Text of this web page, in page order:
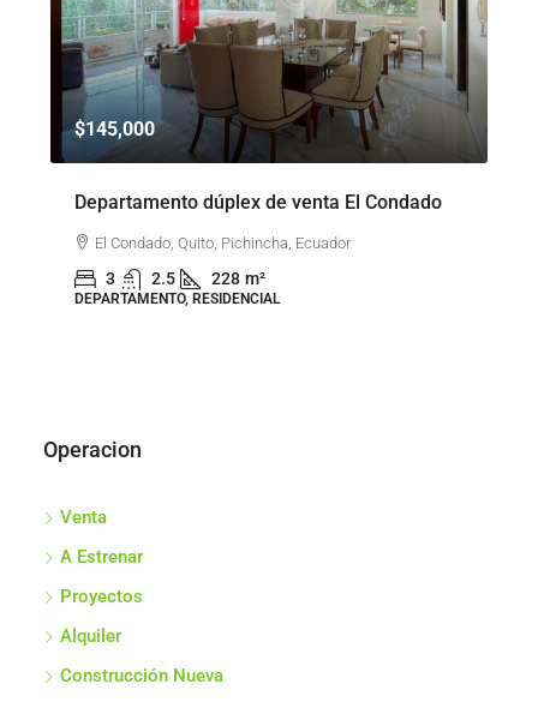
$145,000
Departamento dúplex de venta El Condado
El Condado, Quito, Pichincha, Ecuador
3 2.5 228 m²
DEPARTAMENTO, RESIDENCIAL
Operacion
Venta
A Estrenar
Proyectos
Alquiler
Construcción Nueva